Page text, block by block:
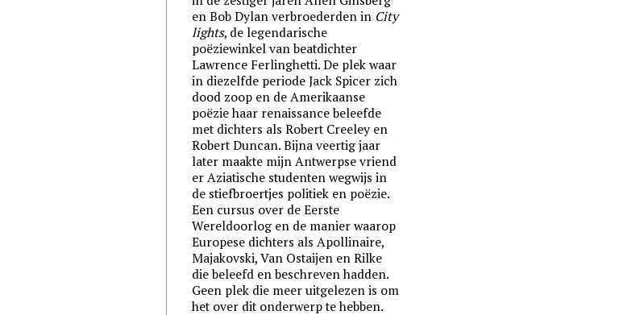
en Bob Dylan verbroederden in City
lights, de legendarische
poëziewinkel van beatdichter
Lawrence Ferlinghetti. De plek waar
in diezelfde periode Jack Spicer zich
dood zoop en de Amerikaanse
poëzie haar renaissance beleefde
met dichters als Robert Creeley en
Robert Duncan. Bijna veertig jaar
later maakte mijn Antwerpse vriend
er Aziatische studenten wegwijs in
de stiefbroertjes politiek en poëzie.
Een cursus over de Eerste
Wereldoorlog en de manier waarop
Europese dichters als Apollinaire,
Majakovski, Van Ostaijen en Rilke
die beleefd en beschreven hadden.
Geen plek die meer uitgelezen is om
het over dit onderwerp te hebben.